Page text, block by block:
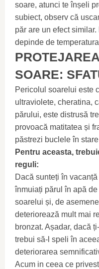
soare, atunci te înșeli
subiect, observ că
păr are un efect similar.
depinde de
SOARE:
Pericolul soarelui este
ultraviolete, cheratina,
părului, este distrusă
provoacă matitatea și
păstrezi buclele în
Pentru aceasta,
reguli:
Dacă sunteți în
înmuiați părul în apă
soarelui și, de
deteriorează mult mai
bronzat. Așadar, dacă
trebui să-l speli în
deteriorarea
Acum in ceea ce